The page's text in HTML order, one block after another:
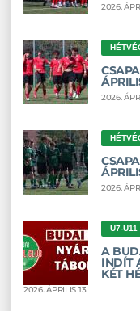
2026.
2026.
2026.
U7-U11
A
INDÍT
KÉT
2026. ÁPRILIS 13.